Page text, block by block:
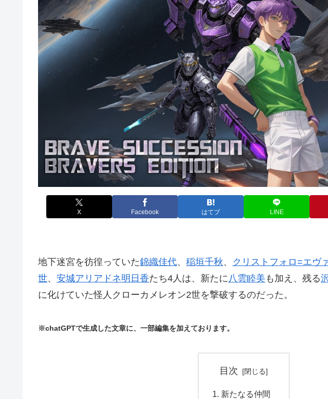
X Facebook はてブ LINE
地下迷宮を彷徨っていた錦織佳代、 稲垣千秋、 クリストフォロ=エヴ
世、 安城アリアドネ明日香たち4人は、新たに 八雲睦美 も加え、残る
に化けていた怪人クローカメレオン2世を撃破するのだった。
※chatGPTで生成した文章に、一部編集を加えております。
目次
新たなる仲間